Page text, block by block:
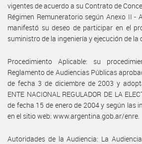
vigentes de acuerdo a su Contrato de
Régimen Remuneratorio según Anexo II -
manifestó su deseo de participar en el
suministro de la ingeniería y ejecución de la
Procedimiento Aplicable: su
Reglamento de Audiencias Públicas
de fecha 3 de diciembre de 2003 y
ENTE NACIONAL REGULADOR DE LA
de fecha 15 de enero de 2004 y según las
en el sitio web: www.argentina.gob.ar/enre.
Autoridades de la Audiencia: La